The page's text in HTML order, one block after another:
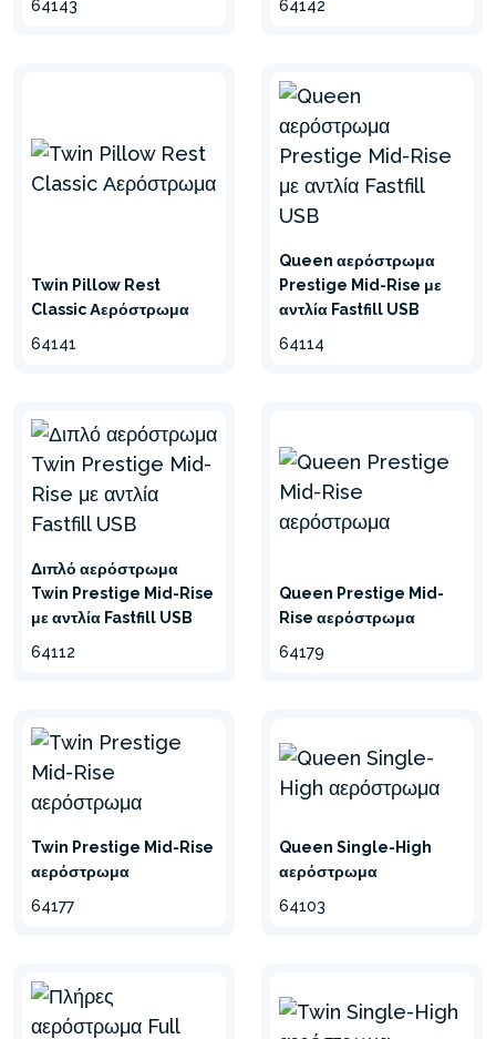
64143
64142
Twin Pillow Rest
Classic Αερόστρωμα
64141
Queen αερόστρωμα
Prestige Mid-Rise με
αντλία Fastfill USB
64114
Διπλό αερόστρωμα
Twin Prestige Mid-Rise
με αντλία Fastfill USB
64112
Queen Prestige Mid-
Rise αερόστρωμα
64179
Twin Prestige Mid-Rise
αερόστρωμα
64177
Queen Single-High
αερόστρωμα
64103